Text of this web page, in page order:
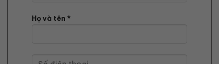
Họ và tên *